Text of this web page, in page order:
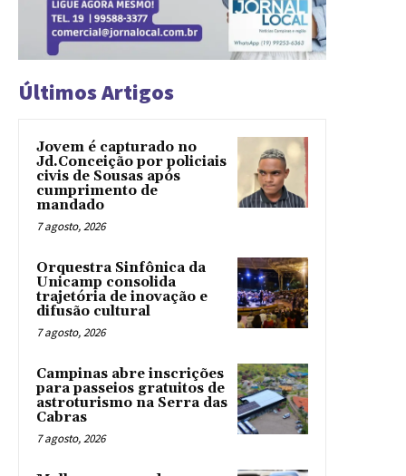
Últimos Artigos
Jovem é capturado no
Jd.Conceição por policiais
civis de Sousas após
cumprimento de
mandado
7 agosto, 2026
Orquestra Sinfônica da
Unicamp consolida
trajetória de inovação e
difusão cultural
7 agosto, 2026
Campinas abre inscrições
para passeios gratuitos de
astroturismo na Serra das
Cabras
7 agosto, 2026